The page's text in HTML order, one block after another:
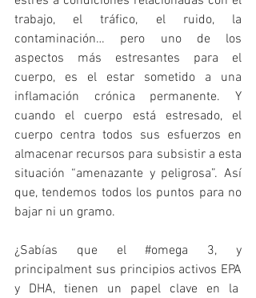
trabajo, el tráfico, el ruido, la
contaminación… pero uno de los
aspectos más estresantes para el
cuerpo, es el estar sometido a una
inflamación crónica permanente. Y
cuando el cuerpo está estresado, el
cuerpo centra todos sus esfuerzos en
almacenar recursos para subsistir a esta
situación “amenazante y peligrosa”. Así
que, tendemos todos los puntos para no
bajar ni un gramo.
¿Sabías que el #omega 3, y
principalment sus principios activos EPA
y DHA, tienen un papel clave en la